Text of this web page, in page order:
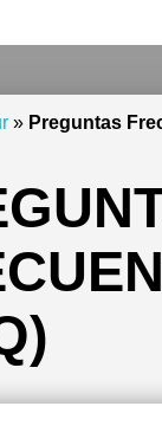
» Preguntas